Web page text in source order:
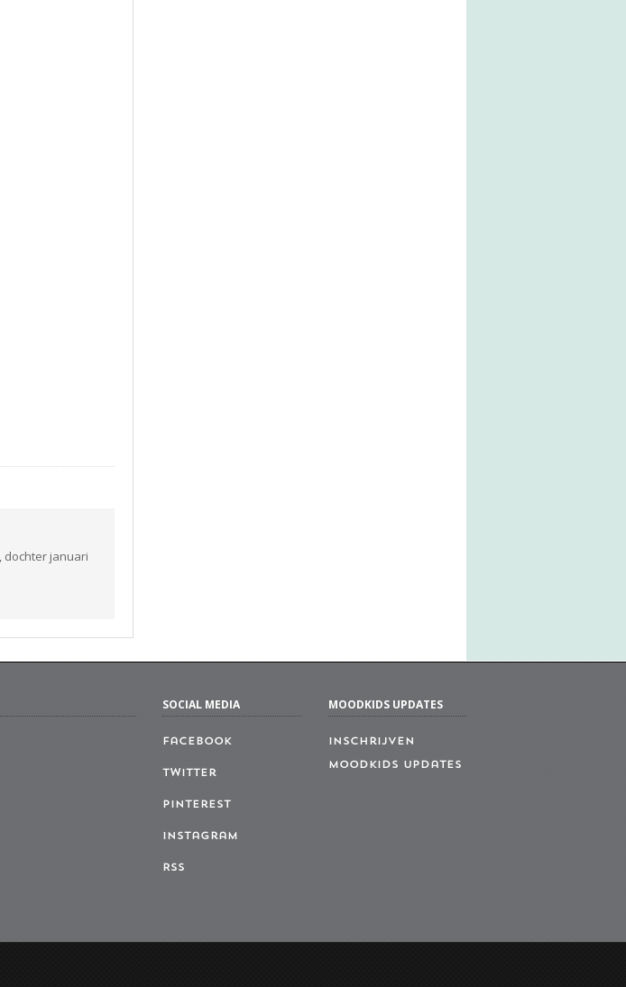
dochter januari
SOCIAL MEDIA
Facebook
Twitter
Pinterest
Instagram
RSS
MOODKIDS UPDATES
Inschrijven
MoodKids Updates